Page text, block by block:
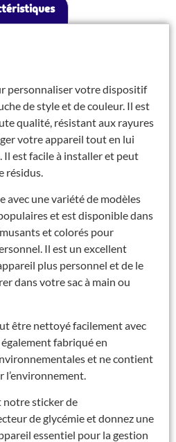
personnaliser votre dispositif
de style et de couleur. Il est
qualité, résistant aux rayures
votre appareil tout en lui
est facile à installer et peut
résidus.
avec une variété de modèles
et est disponible dans
et colorés pour
Il est un excellent
plus personnel et de le
dans votre sac à main ou
être nettoyé facilement avec
fabriqué en
et ne contient
notre sticker de
de glycémie et donnez une
essentiel pour la gestion